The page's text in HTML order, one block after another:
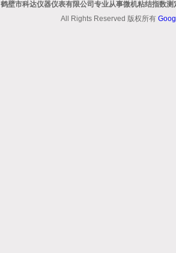
鹤壁市科达仪器仪表有限公司专业从事微机粘结指数
All Rights Reserved 版权所有